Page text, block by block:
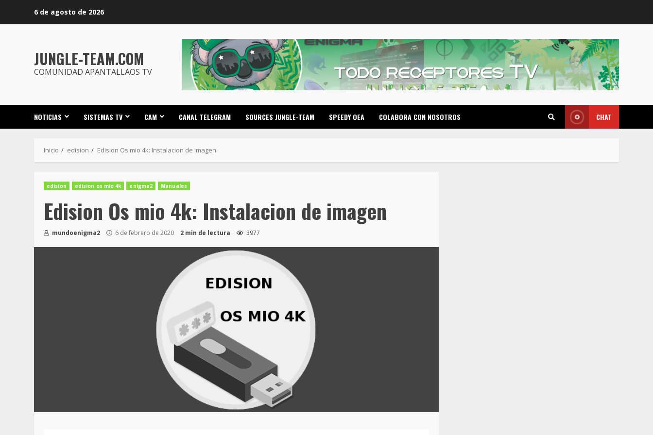
6 de agosto de 2026
JUNGLE-TEAM.COM
COMUNIDAD APANTALLAOS TV
NOTICIAS SISTEMAS TV CAM CANAL TELEGRAM SOURCES JUNGLE-TEAM SPEEDY OEA COLABORA CON NOSOTROS CHAT
Inicio edision Edision Os mio 4k: Instalacion de imagen
edision edision os mio 4k enigma2 Manuales
Edision Os mio 4k: Instalacion de imagen
mundoenigma2 6 de febrero de 2020 2 min de lectura 3977